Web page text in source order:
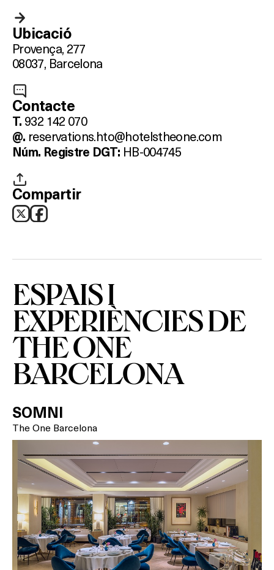
Ubicació
Provença, 277
08037, Barcelona
Contacte
T. 932 142 070
@. reservations.hto@hotelstheone.com
Núm. Registre DGT: HB-004745
Compartir
ESPAIS I
EXPERIÈNCIES DE
THE ONE
BARCELONA
SOMNI
The One Barcelona